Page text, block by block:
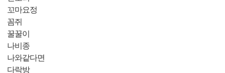
꼬마요정
꼼쥐
꿀꿀이
나비종
나와같다면
다락방